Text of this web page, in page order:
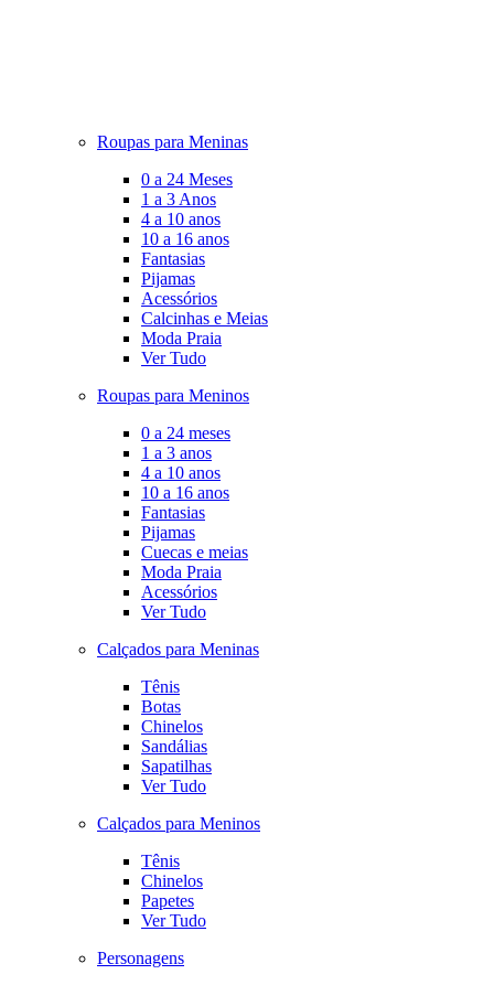
Roupas para Meninas
0 a 24 Meses
1 a 3 Anos
4 a 10 anos
10 a 16 anos
Fantasias
Pijamas
Acessórios
Calcinhas e Meias
Moda Praia
Ver Tudo
Roupas para Meninos
0 a 24 meses
1 a 3 anos
4 a 10 anos
10 a 16 anos
Fantasias
Pijamas
Cuecas e meias
Moda Praia
Acessórios
Ver Tudo
Calçados para Meninas
Tênis
Botas
Chinelos
Sandálias
Sapatilhas
Ver Tudo
Calçados para Meninos
Tênis
Chinelos
Papetes
Ver Tudo
Personagens